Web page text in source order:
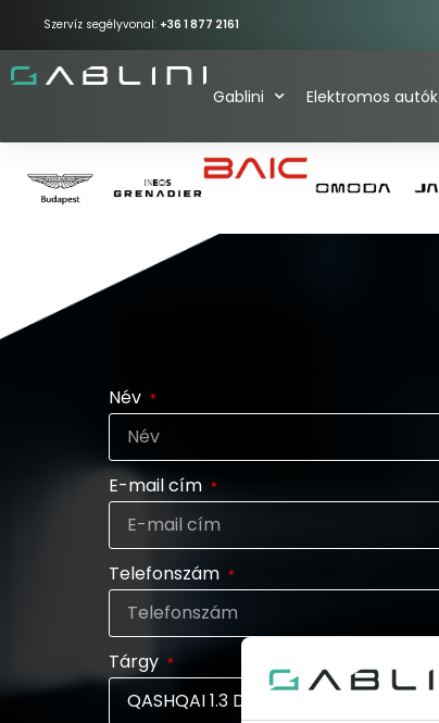
Szervíz segélyvonal: +36 1 877 2161
Gablini Elektromos autók
Név
E-mail cím
Telefonszám
Tárgy